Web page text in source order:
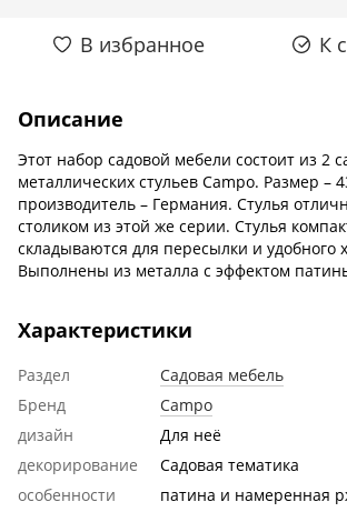
В избранное К
Описание
Этот набор садовой мебели состоит из 2
металлических стульев Campo. Размер –
производитель – Германия. Стулья
столиком из этой же серии. Стулья
складываются для пересылки и удобного
Выполнены из металла с эффектом
Характеристики
Раздел
Садовая мебель
Бренд
Campo
дизайн
Для неё
декорирование
Садовая тематика
особенности
патина и намеренная